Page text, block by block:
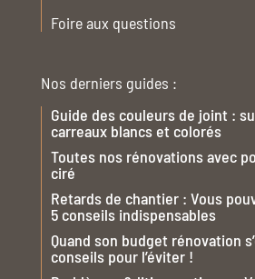
Foire aux questions
Nos derniers guides :
Guide des couleurs de joint :
carreaux blancs et colorés
Toutes nos rénovations avec
ciré
Retards de chantier : Vous
5 conseils indispensables
Quand son budget rénovation
conseils pour l’éviter !